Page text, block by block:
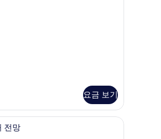
요금 보기
스위트, 침실 1개, 시내 전망 | 저자극성 침구,
전망